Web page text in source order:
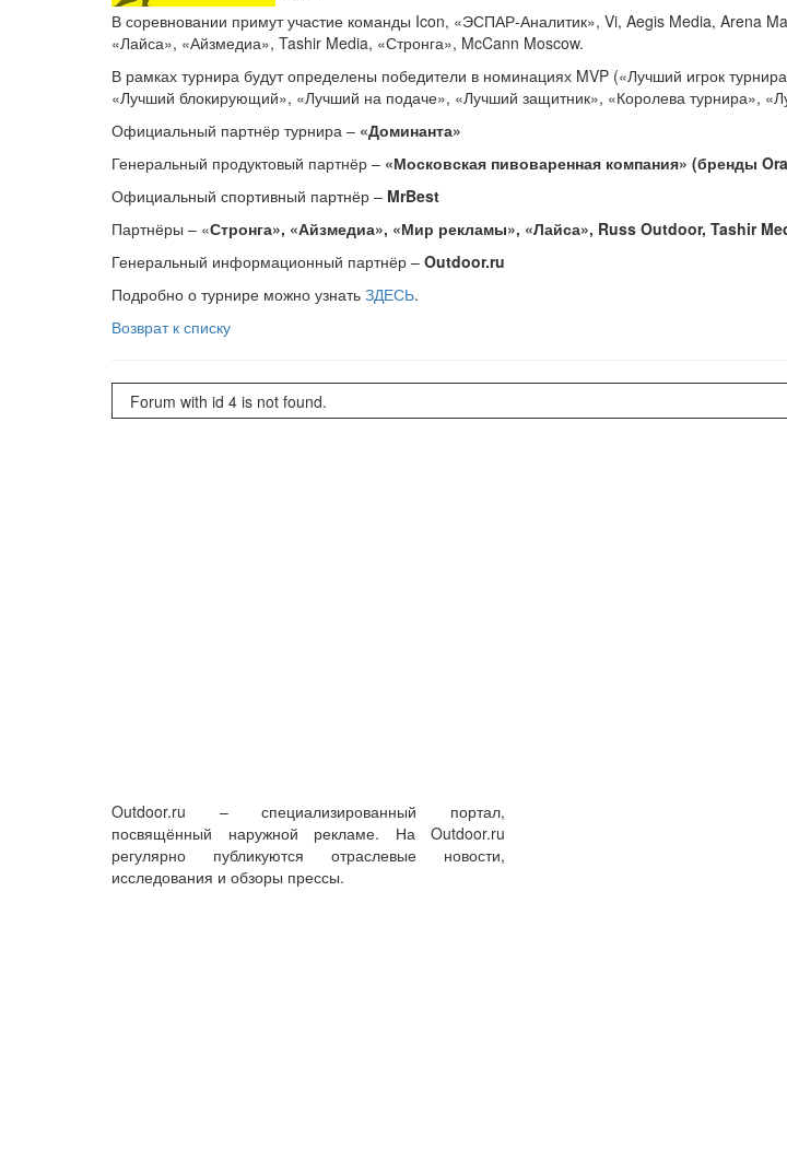
В соревновании примут участие команды Icon, «ЭСПАР-Аналитик», Vi, Aegis Media, Arena
«Лайса», «Айзмедиа», Tashir Media, «Стронга», McCann Moscow.
В рамках турнира будут определены победители в номинациях MVP («Лучший игрок
«Лучший блокирующий», «Лучший на подаче», «Лучший защитник», «Королева турнира»,
Официальный партнёр турнира – «Доминанта»
Генеральный продуктовый партнёр – «Московская пивоваренная компания» (бренды
Официальный спортивный партнёр – MrBest
Партнёры – «Стронга», «Айзмедиа», «Мир рекламы», «Лайса», Russ Outdoor, Tashir
Генеральный информационный партнёр – Outdoor.ru
Подробно о турнире можно узнать ЗДЕСЬ.
Возврат к списку
Forum with id 4 is not found.
Outdoor.ru – специализированный портал,
посвящённый наружной рекламе. На Outdoor.ru
регулярно публикуются отраслевые новости,
исследования и обзоры прессы.